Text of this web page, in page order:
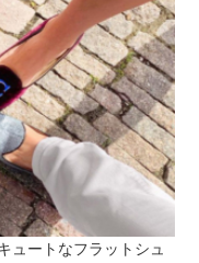
ュートなフラットシュ